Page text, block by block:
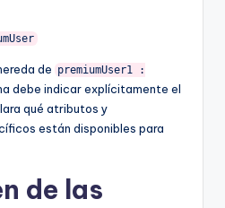
de premiumUser1 :
debe indicar explícitamente el
qué atributos y
están disponibles para
de las